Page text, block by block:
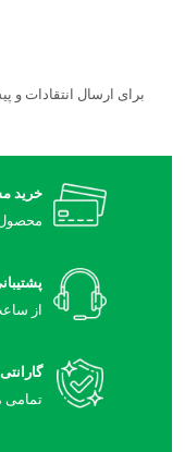
برای ارسال انتقادات و
خرید
محصول
از ساعت 7
تمامی